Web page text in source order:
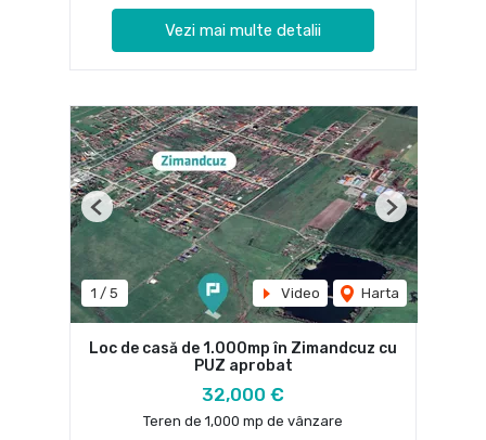
Vezi mai multe detalii
1 / 5 Video Harta
Previous Next
Loc de casă de 1.000mp în Zimandcuz cu
PUZ aprobat
32,000 €
Teren de 1,000 mp de vânzare